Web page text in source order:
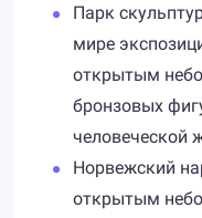
Парк
мире
открытым
бронзовых
человеческой
Норвежский
открытым